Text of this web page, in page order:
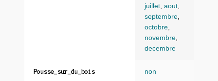
juillet, aout,
septembre,
octobre,
novembre,
decembre
Pousse_sur_du_bois non